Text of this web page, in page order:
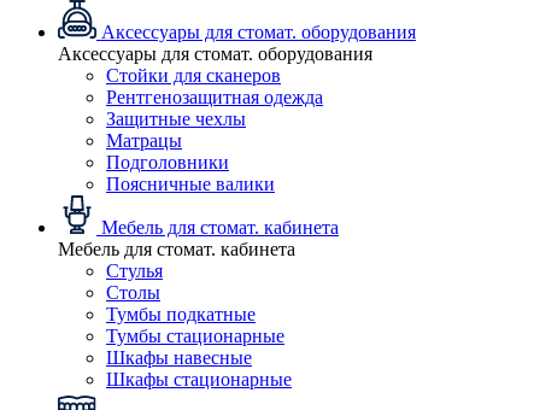
Аксессуары для стомат. оборудования
Аксессуары для стомат. оборудования
Стойки для сканеров
Рентгенозащитная одежда
Защитные чехлы
Матрацы
Подголовники
Поясничные валики
Мебель для стомат. кабинета
Мебель для стомат. кабинета
Стулья
Столы
Тумбы подкатные
Тумбы стационарные
Шкафы навесные
Шкафы стационарные